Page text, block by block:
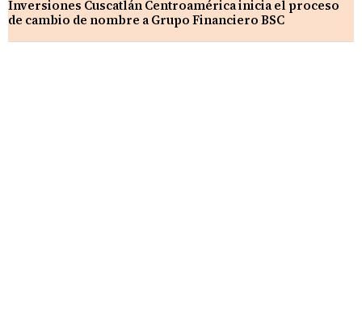
Inversiones Cuscatlán Centroamérica inicia el proceso
de cambio de nombre a Grupo Financiero BSC